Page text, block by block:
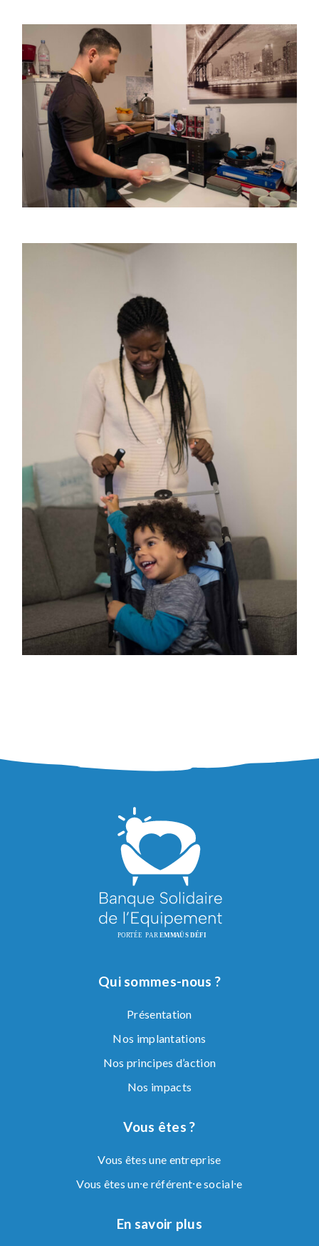
Qui sommes-nous ?
Présentation
Nos implantations
Nos principes d’action
Nos impacts
Vous êtes ?
Vous êtes une entreprise
Vous êtes un⸱e référent⸱e social⸱e
En savoir plus